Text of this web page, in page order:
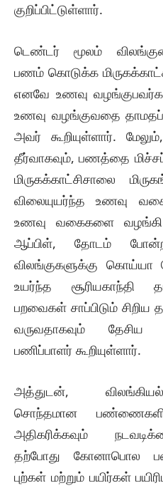
குறிப்பிட்டுள்ளார்.
டெண்டர் மூலம்
பணம் கொடுக்க
எனவே உணவு
உணவு வழங்குவதை
அவர் கூறியுள்ளார்.
தீர்வாகவும், பணத்தை
மிருகக்காட்சிசாலை
விலையுயர்ந்த உணவு
உணவு வகைகளை வழங்கி
ஆப்பிள், தோடம்
விலங்குகளுக்கு
உயர்ந்த சூரியகாந்தி
பறவைகள் சாப்பிடும்
வருவதாகவும் தேசிய
பணிப்பாளர் கூறியுள்ளார்.
அத்துடன்,
சொந்தமான
அதிகரிக்கவும்
தற்போது கோனாபொல
புற்கள் மற்றும் பயிர்கள்